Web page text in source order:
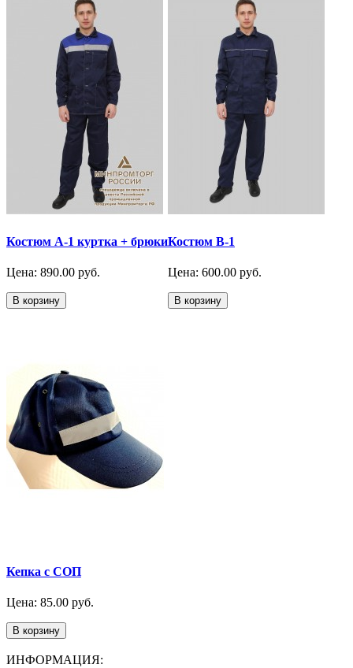
Костюм А-1 куртка + брюки
Цена: 890.00 руб.
В корзину
Костюм В-1
Цена: 600.00 руб.
В корзину
Кепка с СОП
Цена: 85.00 руб.
В корзину
ИНФОРМАЦИЯ: